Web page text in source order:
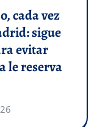
cada vez
sigue
evitar
le reserva